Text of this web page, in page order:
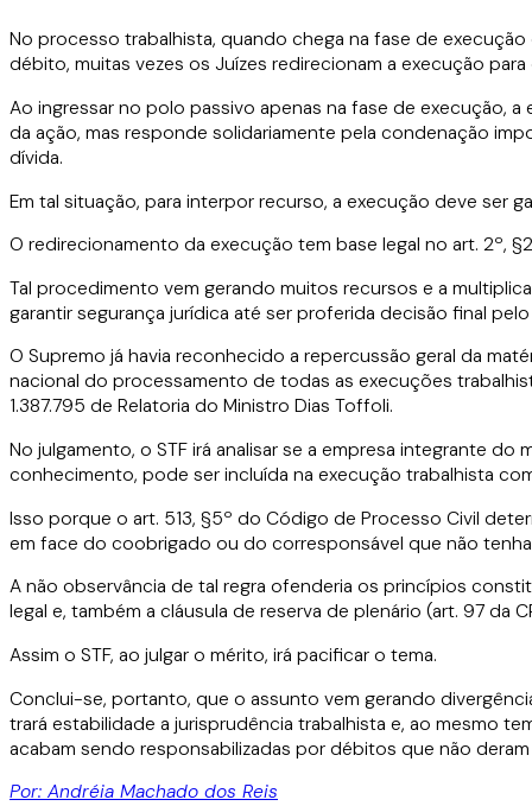
No processo trabalhista, quando chega na fase de
débito, muitas vezes os Juízes redirecionam a execução
Ao ingressar no polo passivo apenas na fase de execução,
da ação, mas responde solidariamente pela condenação
dívida.
Em tal situação, para interpor recurso, a execução deve ser
O redirecionamento da execução tem base legal no art. 2º,
Tal procedimento vem gerando muitos recursos e a
garantir segurança jurídica até ser proferida decisão final pelo
O Supremo já havia reconhecido a repercussão geral da
nacional do processamento de todas as execuções
1.387.795 de Relatoria do Ministro Dias Toffoli.
No julgamento, o STF irá analisar se a empresa integrante
conhecimento, pode ser incluída na execução trabalhista
Isso porque o art. 513, §5º do Código de Processo Civil
em face do coobrigado ou do corresponsável que não
A não observância de tal regra ofenderia os princípios
legal e, também a cláusula de reserva de plenário (art. 97 da
Assim o STF, ao julgar o mérito, irá pacificar o tema.
Conclui-se, portanto, que o assunto vem gerando
trará estabilidade a jurisprudência trabalhista e, ao mesmo
acabam sendo responsabilizadas por débitos que não deram
Por: Andréia Machado dos Reis